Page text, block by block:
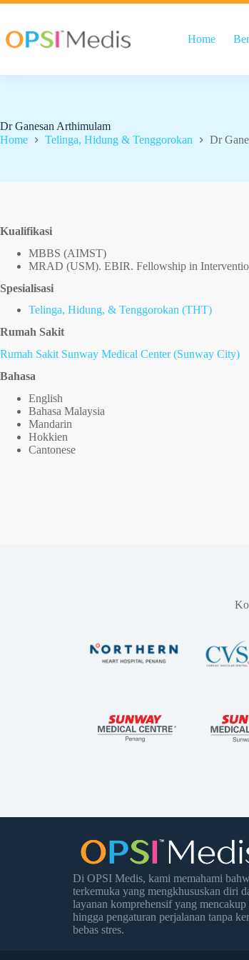
Home
Dr Ganesan Arthimulam
Home
Telinga, Hidung & Tenggorokan Dr
Kualifikasi
MBBS (AIMST)
MRAD (USM). EBIR. Fellowship in
Spesialisasi
Telinga, Hidung, & Tenggorokan (THT)
Rumah Sakit
Rumah Sakit Sunway Medical Center (Sunway City)
Bahasa
English
Bahasa Malaysia
Mandarin
Hokkien
Cantonese
Di OPSI Medis, kami memahami
terkemuka yang mengkhususkan diri
layanan komprehensif yang
hingga pengaturan perjalanan tanpa
bebas stres.